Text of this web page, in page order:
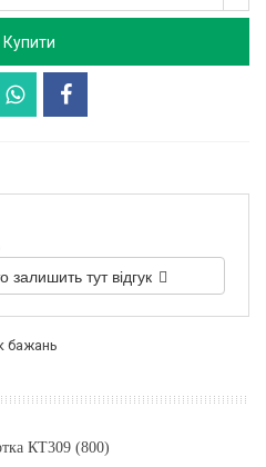
Купити
тут відгук
бажань
КТ309 (800)